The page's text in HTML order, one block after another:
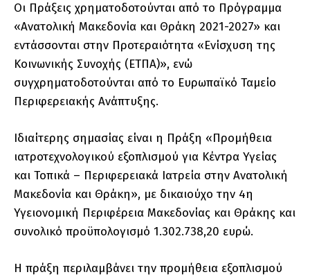
Οι Πράξεις χρηματοδοτούνται από το Πρόγραμμα
«Ανατολική Μακεδονία και Θράκη 2021-2027» και
εντάσσονται στην Προτεραιότητα «Ενίσχυση της
Κοινωνικής Συνοχής (ΕΤΠΑ)», ενώ
συγχρηματοδοτούνται από το Ευρωπαϊκό Ταμείο
Περιφερειακής Ανάπτυξης.
Ιδιαίτερης σημασίας είναι η Πράξη «Προμήθεια
ιατροτεχνολογικού εξοπλισμού για Κέντρα Υγείας
και Τοπικά – Περιφερειακά Ιατρεία στην Ανατολική
Μακεδονία και Θράκη», με δικαιούχο την 4η
Υγειονομική Περιφέρεια Μακεδονίας και Θράκης και
συνολικό προϋπολογισμό 1.302.738,20 ευρώ.
Η πράξη περιλαμβάνει την προμήθεια εξοπλισμού